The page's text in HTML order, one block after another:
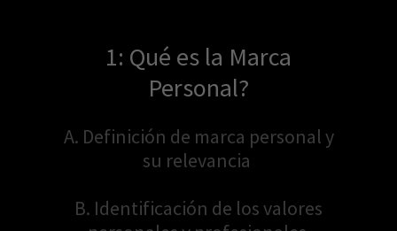
1: Qué es la Marca
Personal?
A. Definición de marca personal y
su relevancia
B. Identificación de los valores